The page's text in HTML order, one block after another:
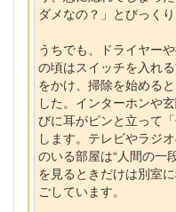
ダメなの？」とびっく
うちでも、ドライヤー
の頃はスイッチを入れ
をかけ、掃除を始める
した。インターホンや
びに耳がピンと立って
します。テレビやラジ
のいる部屋は“人間の一
を見るときだけは別室
ごしています。